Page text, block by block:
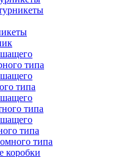
типа
типа
типа
типа
типа
коробки